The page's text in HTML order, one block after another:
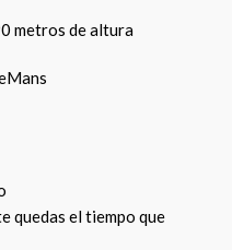
metros de altura
quedas el tiempo que